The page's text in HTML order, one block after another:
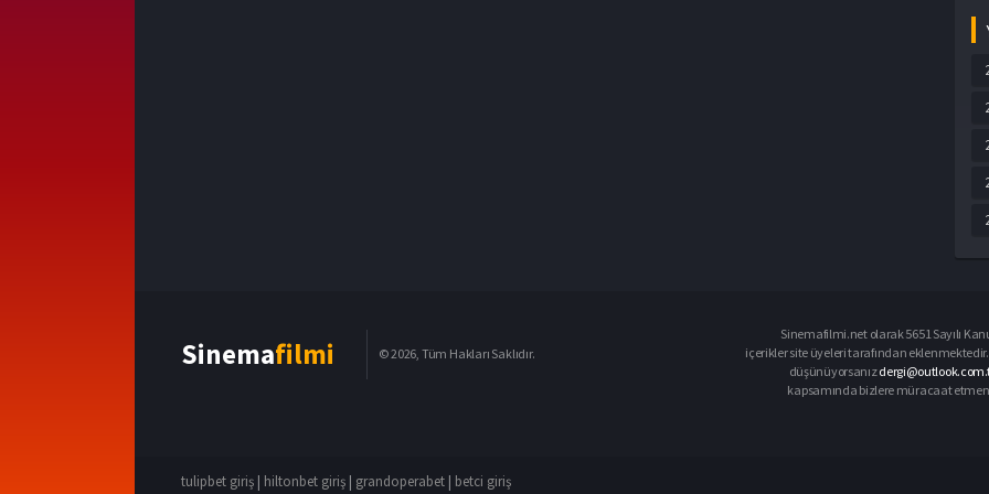
Sinemafilmi © 2026, Tüm Hakları Saklıdır.
Sinemafilmi.net olarak 5651 Sayılı
içerikler site üyeleri tarafından
düşünüyorsanız
kapsamında bizlere müracaat
tulipbet giriş | hiltonbet giriş | grandoperabet | betci giriş